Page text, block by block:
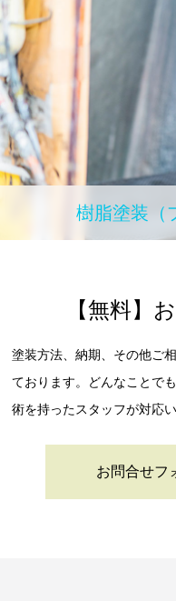
樹脂塗装（
【無料】
塗装方法、納期、その他ご
ております。どんなことで
術を持ったスタッフが対応い
お問合せフ